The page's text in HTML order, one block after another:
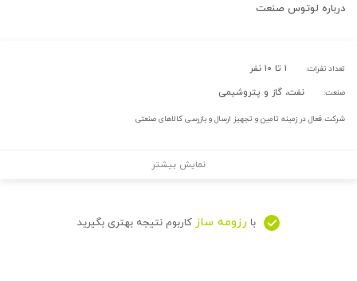
درباره لوتوس صنعت
تعداد نفرات: ۱ تا ۱۰ نفر
صنعت: نفت، گاز و پتروشیمی
شرکت فعال در زمینه تامین و تجهیز ارسال و بازرسی کالاهای صنعتی
نمایش بیشتر
با رزومه ساز کاربوم نتیجه بهتری بگیرید